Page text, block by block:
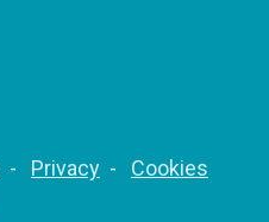
Privacy
Cookies